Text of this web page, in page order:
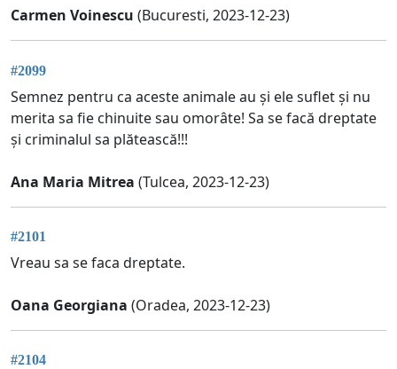
Carmen Voinescu (Bucuresti, 2023-12-23)
#2099
Semnez pentru ca aceste animale au și ele suflet și nu
merita sa fie chinuite sau omorâte! Sa se facă dreptate
și criminalul sa plătească!!!
Ana Maria Mitrea (Tulcea, 2023-12-23)
#2101
Vreau sa se faca dreptate.
Oana Georgiana (Oradea, 2023-12-23)
#2104